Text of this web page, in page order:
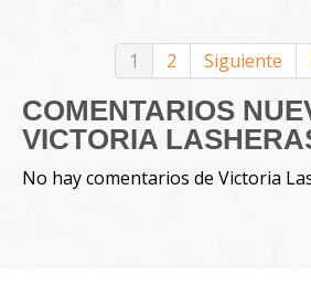
1 2 Siguiente
COMENTARIOS
VICTORIA
No hay comentarios de Victoria